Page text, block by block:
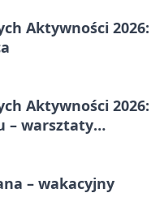
Aktywności 2026:
Aktywności 2026:
– warsztaty
– wakacyjny